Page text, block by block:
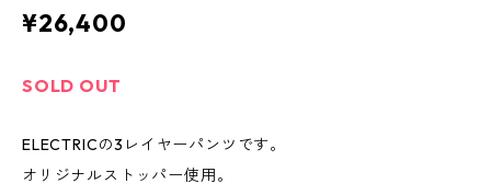
¥26,400
SOLD OUT
ELECTRICの3レイヤーパンツです。
オリジナルストッパー使用。